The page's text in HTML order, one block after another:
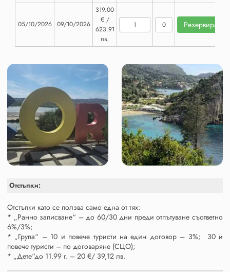
05/10/2026 09/10/2026
319.00
€ /
623.91
лв.
Отстъпки:
Отстъпки като се ползва само една от тях:
* „Ранно записване“ – до 60/30 дни преди отпътуване съответно
6%/3%;
* „Група“ – 10 и повече туристи на един договор – 3%; 30 и
повече туристи – по договаряне (СЦО);
* „Дете“до 11.99 г. – 20 €/ 39,12 лв.